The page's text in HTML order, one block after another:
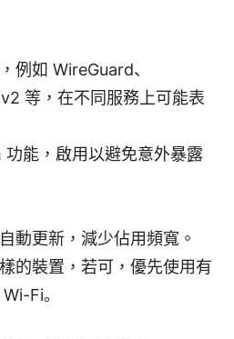
例如 WireGuard、
等，在不同服務上可能表
能，啟用以避免意外暴露
動更新，減少佔用頻寬。
的裝置，若可，優先使用有
Fi。